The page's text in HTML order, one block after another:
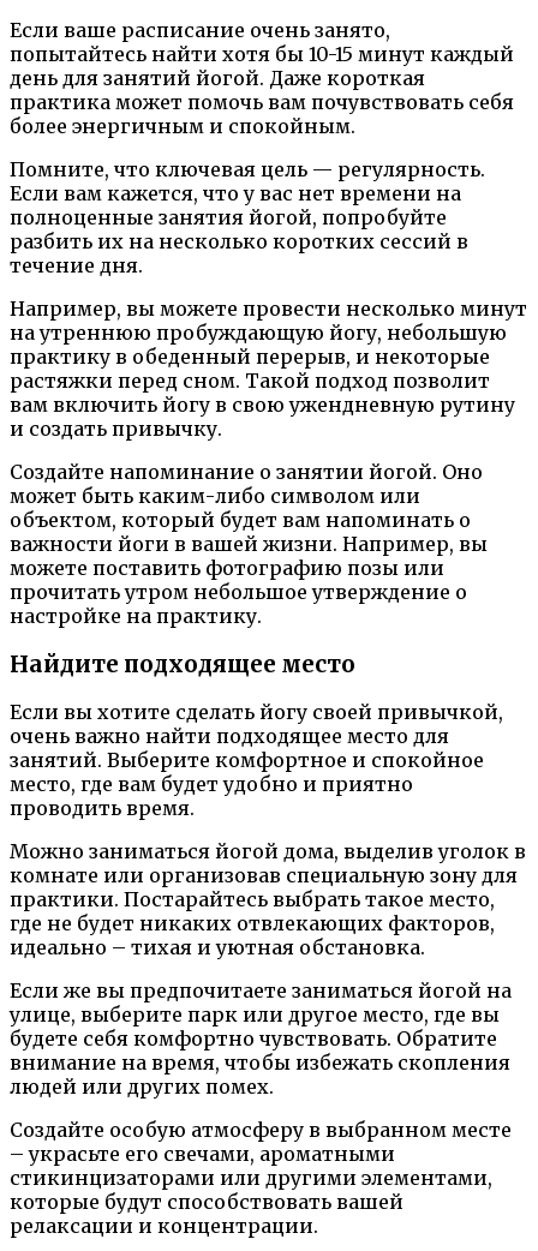
Если ваше расписание очень занято,
попытайтесь найти хотя бы 10-15 минут каждый
день для занятий йогой. Даже короткая
практика может помочь вам почувствовать себя
более энергичным и спокойным.
Помните, что ключевая цель — регулярность.
Если вам кажется, что у вас нет времени на
полноценные занятия йогой, попробуйте
разбить их на несколько коротких сессий в
течение дня.
Например, вы можете провести несколько минут
на утреннюю пробуждающую йогу, небольшую
практику в обеденный перерыв, и некоторые
растяжки перед сном. Такой подход позволит
вам включить йогу в свою ужендневную рутину
и создать привычку.
Создайте напоминание о занятии йогой. Оно
может быть каким-либо символом или
объектом, который будет вам напоминать о
важности йоги в вашей жизни. Например, вы
можете поставить фотографию позы или
прочитать утром небольшое утверждение о
настройке на практику.
Найдите подходящее место
Если вы хотите сделать йогу своей привычкой,
очень важно найти подходящее место для
занятий. Выберите комфортное и спокойное
место, где вам будет удобно и приятно
проводить время.
Можно заниматься йогой дома, выделив уголок в
комнате или организовав специальную зону для
практики. Постарайтесь выбрать такое место,
где не будет никаких отвлекающих факторов,
идеально – тихая и уютная обстановка.
Если же вы предпочитаете заниматься йогой на
улице, выберите парк или другое место, где вы
будете себя комфортно чувствовать. Обратите
внимание на время, чтобы избежать скопления
людей или других помех.
Создайте особую атмосферу в выбранном месте
– украсьте его свечами, ароматными
стикинцизаторами или другими элементами,
которые будут способствовать вашей
релаксации и концентрации.